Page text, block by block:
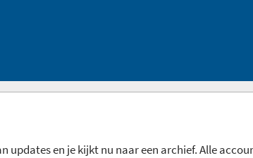
updates en je kijkt nu naar een archief. Alle